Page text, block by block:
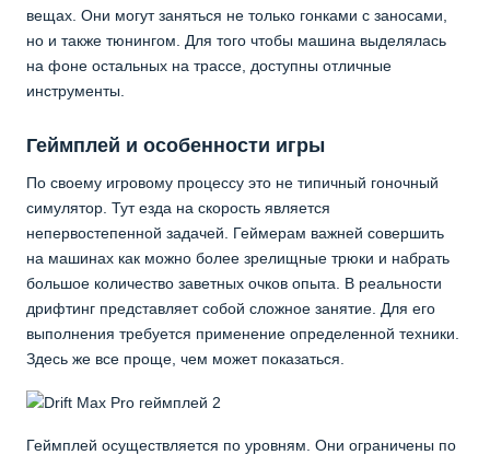
вещах. Они могут заняться не только гонками с заносами,
но и также тюнингом. Для того чтобы машина выделялась
на фоне остальных на трассе, доступны отличные
инструменты.
Геймплей и особенности игры
По своему игровому процессу это не типичный гоночный
симулятор. Тут езда на скорость является
непервостепенной задачей. Геймерам важней совершить
на машинах как можно более зрелищные трюки и набрать
большое количество заветных очков опыта. В реальности
дрифтинг представляет собой сложное занятие. Для его
выполнения требуется применение определенной техники.
Здесь же все проще, чем может показаться.
Геймплей осуществляется по уровням. Они ограничены по